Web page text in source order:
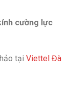
cường lực
tại Viettel Đà